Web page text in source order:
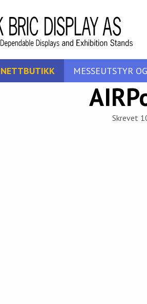
NETTBUTIKK MESSEUTSTYR
Skrevet